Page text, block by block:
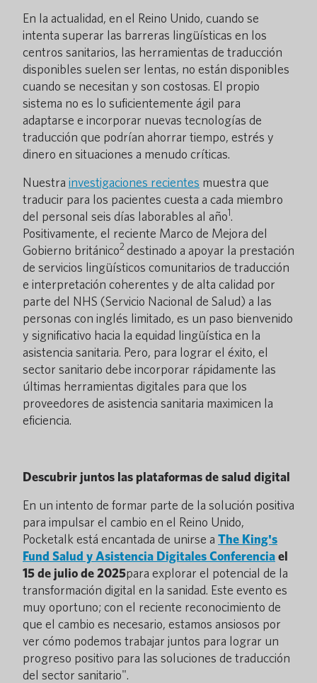
En la actualidad, en el Reino Unido, cuando se
intenta superar las barreras lingüísticas en los
centros sanitarios, las herramientas de traducción
disponibles suelen ser lentas, no están disponibles
cuando se necesitan y son costosas. El propio
sistema no es lo suficientemente ágil para
adaptarse e incorporar nuevas tecnologías de
traducción que podrían ahorrar tiempo, estrés y
dinero en situaciones a menudo críticas.
Nuestra investigaciones recientes muestra que
traducir para los pacientes cuesta a cada miembro
del personal seis días laborables al año1.
Positivamente, el reciente Marco de Mejora del
Gobierno británico2 destinado a apoyar la prestación
de servicios lingüísticos comunitarios de traducción
e interpretación coherentes y de alta calidad por
parte del NHS (Servicio Nacional de Salud) a las
personas con inglés limitado, es un paso bienvenido
y significativo hacia la equidad lingüística en la
asistencia sanitaria. Pero, para lograr el éxito, el
sector sanitario debe incorporar rápidamente las
últimas herramientas digitales para que los
proveedores de asistencia sanitaria maximicen la
eficiencia.
Descubrir juntos las plataformas de salud digital
En un intento de formar parte de la solución positiva
para impulsar el cambio en el Reino Unido,
Pocketalk está encantada de unirse a The King's
Fund Salud y Asistencia DigitalesConferenciael
15 de julio de 2025para explorar el potencial de la
transformación digital en la sanidad. Este evento es
muy oportuno; con el reciente reconocimiento de
que el cambio es necesario, estamos ansiosos por
ver cómo podemos trabajar juntos para lograr un
progreso positivo para las soluciones de traducción
del sector sanitario".